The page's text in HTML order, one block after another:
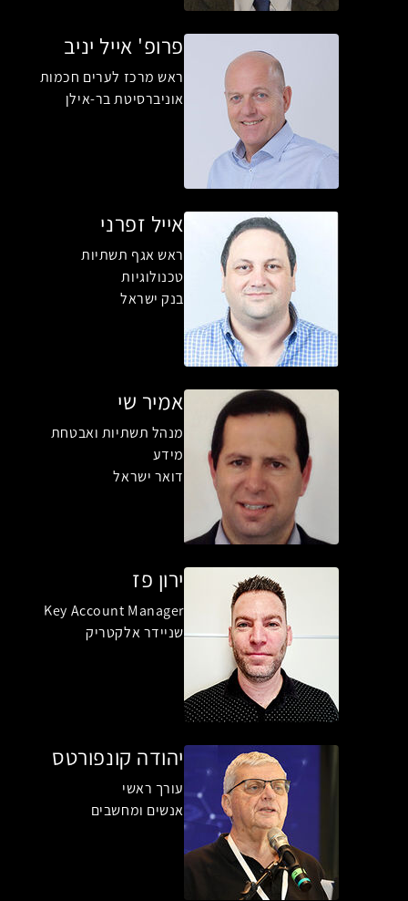
פרופ' אייל יניב
ראש מרכז לערים חכמות
אוניברסיטת בר-אילן
אייל זפרני
ראש אגף תשתיות
טכנולוגיות
בנק ישראל
אמיר שי
מנהל תשתיות ואבטחת
מידע
דואר ישראל
ירון פז
Key Account Manager
שניידר אלקטריק
יהודה קונפורטס
עורך ראשי
אנשים ומחשבים